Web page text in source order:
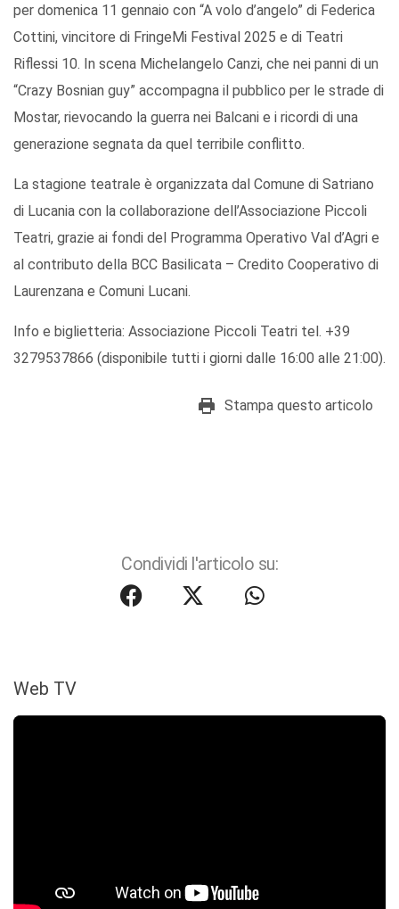
per domenica 11 gennaio con “A volo d’angelo” di Federica
Cottini, vincitore di FringeMi Festival 2025 e di Teatri
Riflessi 10. In scena Michelangelo Canzi, che nei panni di un
“Crazy Bosnian guy” accompagna il pubblico per le strade di
Mostar, rievocando la guerra nei Balcani e i ricordi di una
generazione segnata da quel terribile conflitto.
La stagione teatrale è organizzata dal Comune di Satriano
di Lucania con la collaborazione dell’Associazione Piccoli
Teatri, grazie ai fondi del Programma Operativo Val d’Agri e
al contributo della BCC Basilicata – Credito Cooperativo di
Laurenzana e Comuni Lucani.
Info e biglietteria: Associazione Piccoli Teatri tel. +39
3279537866 (disponibile tutti i giorni dalle 16:00 alle 21:00).
Stampa questo articolo
Condividi l'articolo su:
Web TV